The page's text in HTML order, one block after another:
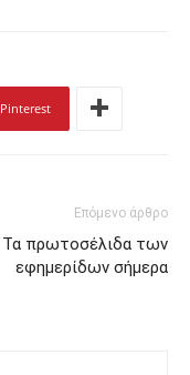
Pinterest
Επόμενο άρθρο
Τα πρωτοσέλιδα των
εφημερίδων σήμερα